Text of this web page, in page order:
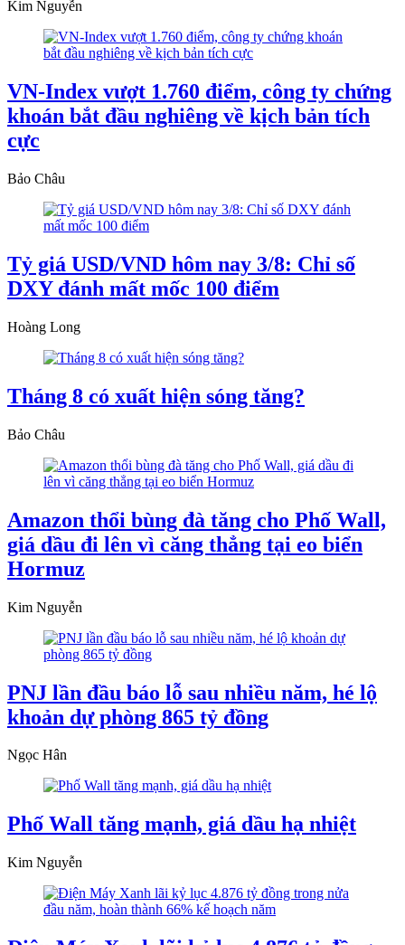
Kim Nguyễn
VN-Index vượt 1.760 điểm, công ty chứng
khoán bắt đầu nghiêng về kịch bản tích
cực
Bảo Châu
Tỷ giá USD/VND hôm nay 3/8: Chỉ số
DXY đánh mất mốc 100 điểm
Hoàng Long
Tháng 8 có xuất hiện sóng tăng?
Bảo Châu
Amazon thổi bùng đà tăng cho Phố Wall,
giá dầu đi lên vì căng thẳng tại eo biển
Hormuz
Kim Nguyễn
PNJ lần đầu báo lỗ sau nhiều năm, hé lộ
khoản dự phòng 865 tỷ đồng
Ngọc Hân
Phố Wall tăng mạnh, giá dầu hạ nhiệt
Kim Nguyễn